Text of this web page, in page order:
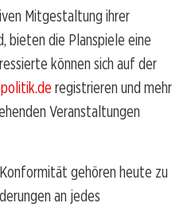
Mitgestaltung ihrer
bieten die Planspiele eine
können sich auf der
registrieren und mehr
Veranstaltungen
gehören heute zu
an jedes